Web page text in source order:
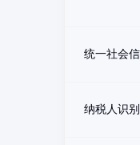
统一社会
纳税人识